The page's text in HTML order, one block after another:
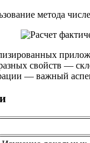
метода
свойств —
— важный